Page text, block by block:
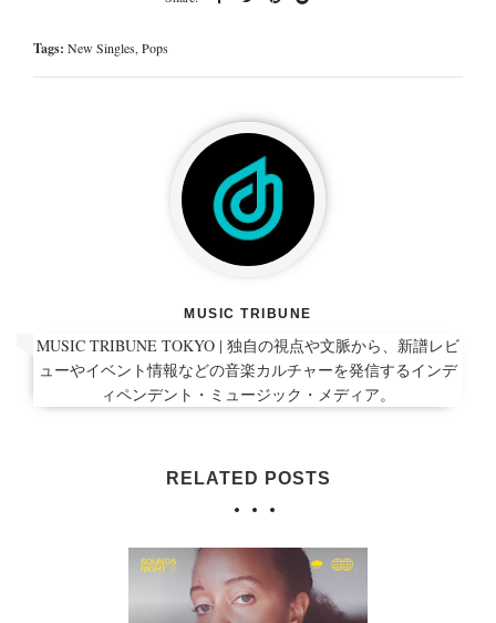
Tags: New Singles,Pops
MUSIC TRIBUNE
MUSIC TRIBUNE TOKYO | 独自の視点や文脈から、新譜レビ
ューやイベント情報などの音楽カルチャーを発信するインデ
ィペンデント・ミュージック・メディア。
RELATED POSTS